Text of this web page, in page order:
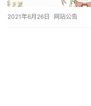
2021年6月26日 网站公告